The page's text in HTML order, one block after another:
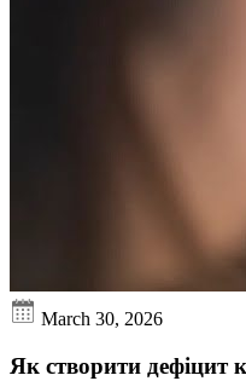
March 30, 2026
Як створити дефіцит